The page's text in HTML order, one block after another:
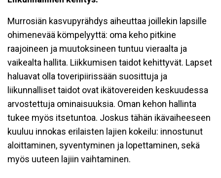
Murrosiän kasvupyrähdys aiheuttaa joillekin lapsille
ohimenevää kömpelyyttä: oma keho pitkine
raajoineen ja muutoksineen tuntuu vieraalta ja
vaikealta hallita. Liikkumisen taidot kehittyvät. Lapset
haluavat olla toveripiirissään suosittuja ja
liikunnalliset taidot ovat ikätovereiden keskuudessa
arvostettuja ominaisuuksia. Oman kehon hallinta
tukee myös itsetuntoa. Joskus tähän ikävaiheeseen
kuuluu innokas erilaisten lajien kokeilu: innostunut
aloittaminen, syventyminen ja lopettaminen, sekä
myös uuteen lajiin vaihtaminen.